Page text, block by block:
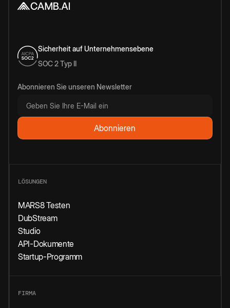
Sicherheit auf Unternehmensebene
SOC 2 Typ II
Abonnieren Sie unseren Newsletter
LÖSUNGEN
MARS8 Testen
DubStream
Studio
API-Dokumente
Startup-Programm
FIRMA